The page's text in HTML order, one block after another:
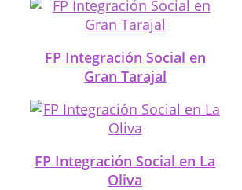
FP Integración Social en
Gran Tarajal
FP Integración Social en La
Oliva